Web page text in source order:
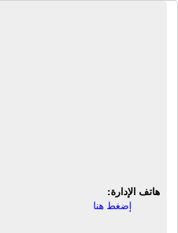
هاتف الإدارة:
إضغط هنا